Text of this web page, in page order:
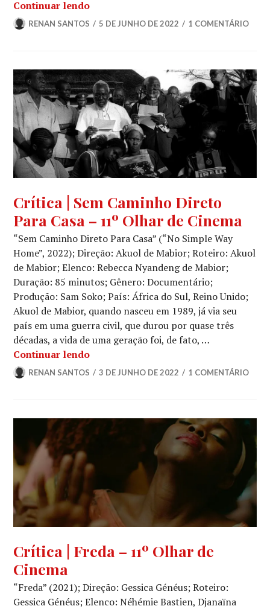
Continuar lendoCrítica | Uma Noite Sem Saber Nada –
RENAN SANTOS 5 DE JUNHO DE 2022 1 COMENTÁRIO
CINEMA,
CRÍTICA
CINEMATOGRÁFICA,
OUTROS
OLHARES
Crítica | Sem Caminho Direto
Para Casa – 11º Olhar de Cinema
“Sem Caminho Direto Para Casa” (“No Simple Way
Home”, 2022); Direção: Akuol de Mabior; Roteiro: Akuol
de Mabior; Elenco: Rebecca Nyandeng de Mabior;
Duração: 85 minutos; Gênero: Documentário;
Produção: Sam Soko; País: África do Sul, Reino Unido;
Akuol de Mabior, quando nasceu em 1989, já via seu
país em uma guerra civil, que durou por quase três
décadas, a vida de uma geração foi, de fato, …
Continuar lendoCrítica | Sem Caminho Direto Para
RENAN SANTOS 3 DE JUNHO DE 2022 1 COMENTÁRIO
CINEMA,
CRÍTICA
CINEMATOGRÁFICA
MOSTRA
COMPETITIVA
Crítica | Freda – 11º Olhar de
Cinema
“Freda” (2021); Direção: Gessica Généus; Roteiro:
Gessica Généus; Elenco: Néhémie Bastien, Djanaïna